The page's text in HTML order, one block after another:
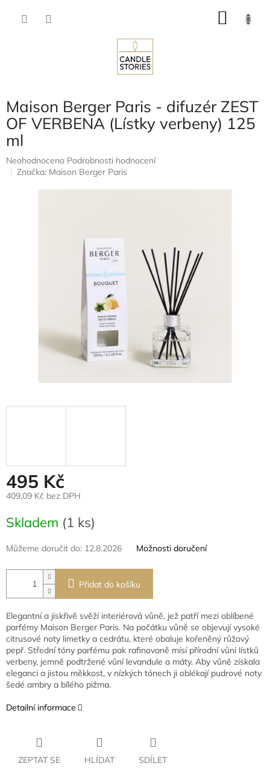
Maison Berger Paris - difuzér ZEST
OF VERBENA (Lístky verbeny) 125
ml
Průměrné
hodnocení
Neohodnoceno Podrobnosti hodnocení
Značka: Maison Berger Paris
495 Kč
409,09 Kč bez DPH
cena:
Skladem (1 ks)
Můžeme doručit do: 12.8.2026 Možnosti doručení
Přidat do košíku
Elegantní a jiskřivě svěží interiérová vůně, jež patří mezi oblíbené
parfémy Maison Berger Paris. Na počátku vůně se objevují vysoké
citrusové noty limetky a cedrátu, které obaluje kořeněný růžový
pepř. Střední tóny parfému pak rafinovaně mísí přírodní vůni lístků
verbeny, jemně podtržené vůní levandule a máty. Aby vůně získala
eleganci a jistou měkkost, v nízkých tónech ji oblékají pudrové noty
šedé ambry a bílého pižma.
Detailní informace
ZEPTAT SE HLÍDAT SDÍLET